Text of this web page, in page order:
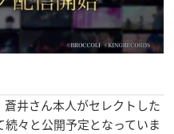
井さん本人がセレクトした
々と公開予定となっていま